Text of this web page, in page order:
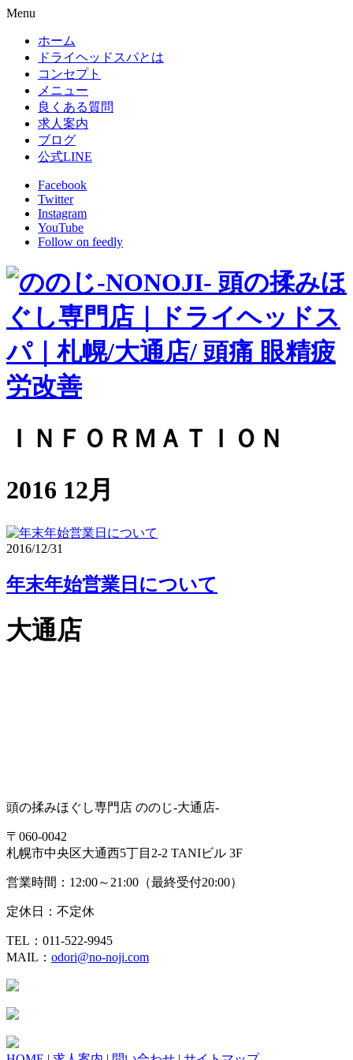
Menu
ホーム
ドライヘッドスパとは
コンセプト
メニュー
良くある質問
求人案内
ブログ
公式LINE
Facebook
Twitter
Instagram
YouTube
Follow on feedly
ＩＮＦＯＲＭＡＴＩＯＮ
2016 12月
2016/12/31
年末年始営業日について
大通店
頭の揉みほぐし専門店 ののじ-大通店-
〒060-0042
札幌市中央区大通西5丁目2-2 TANIビル 3F
営業時間：12:00～21:00（最終受付20:00）
定休日：不定休
TEL：011-522-9945
MAIL： odori@no-noji.com